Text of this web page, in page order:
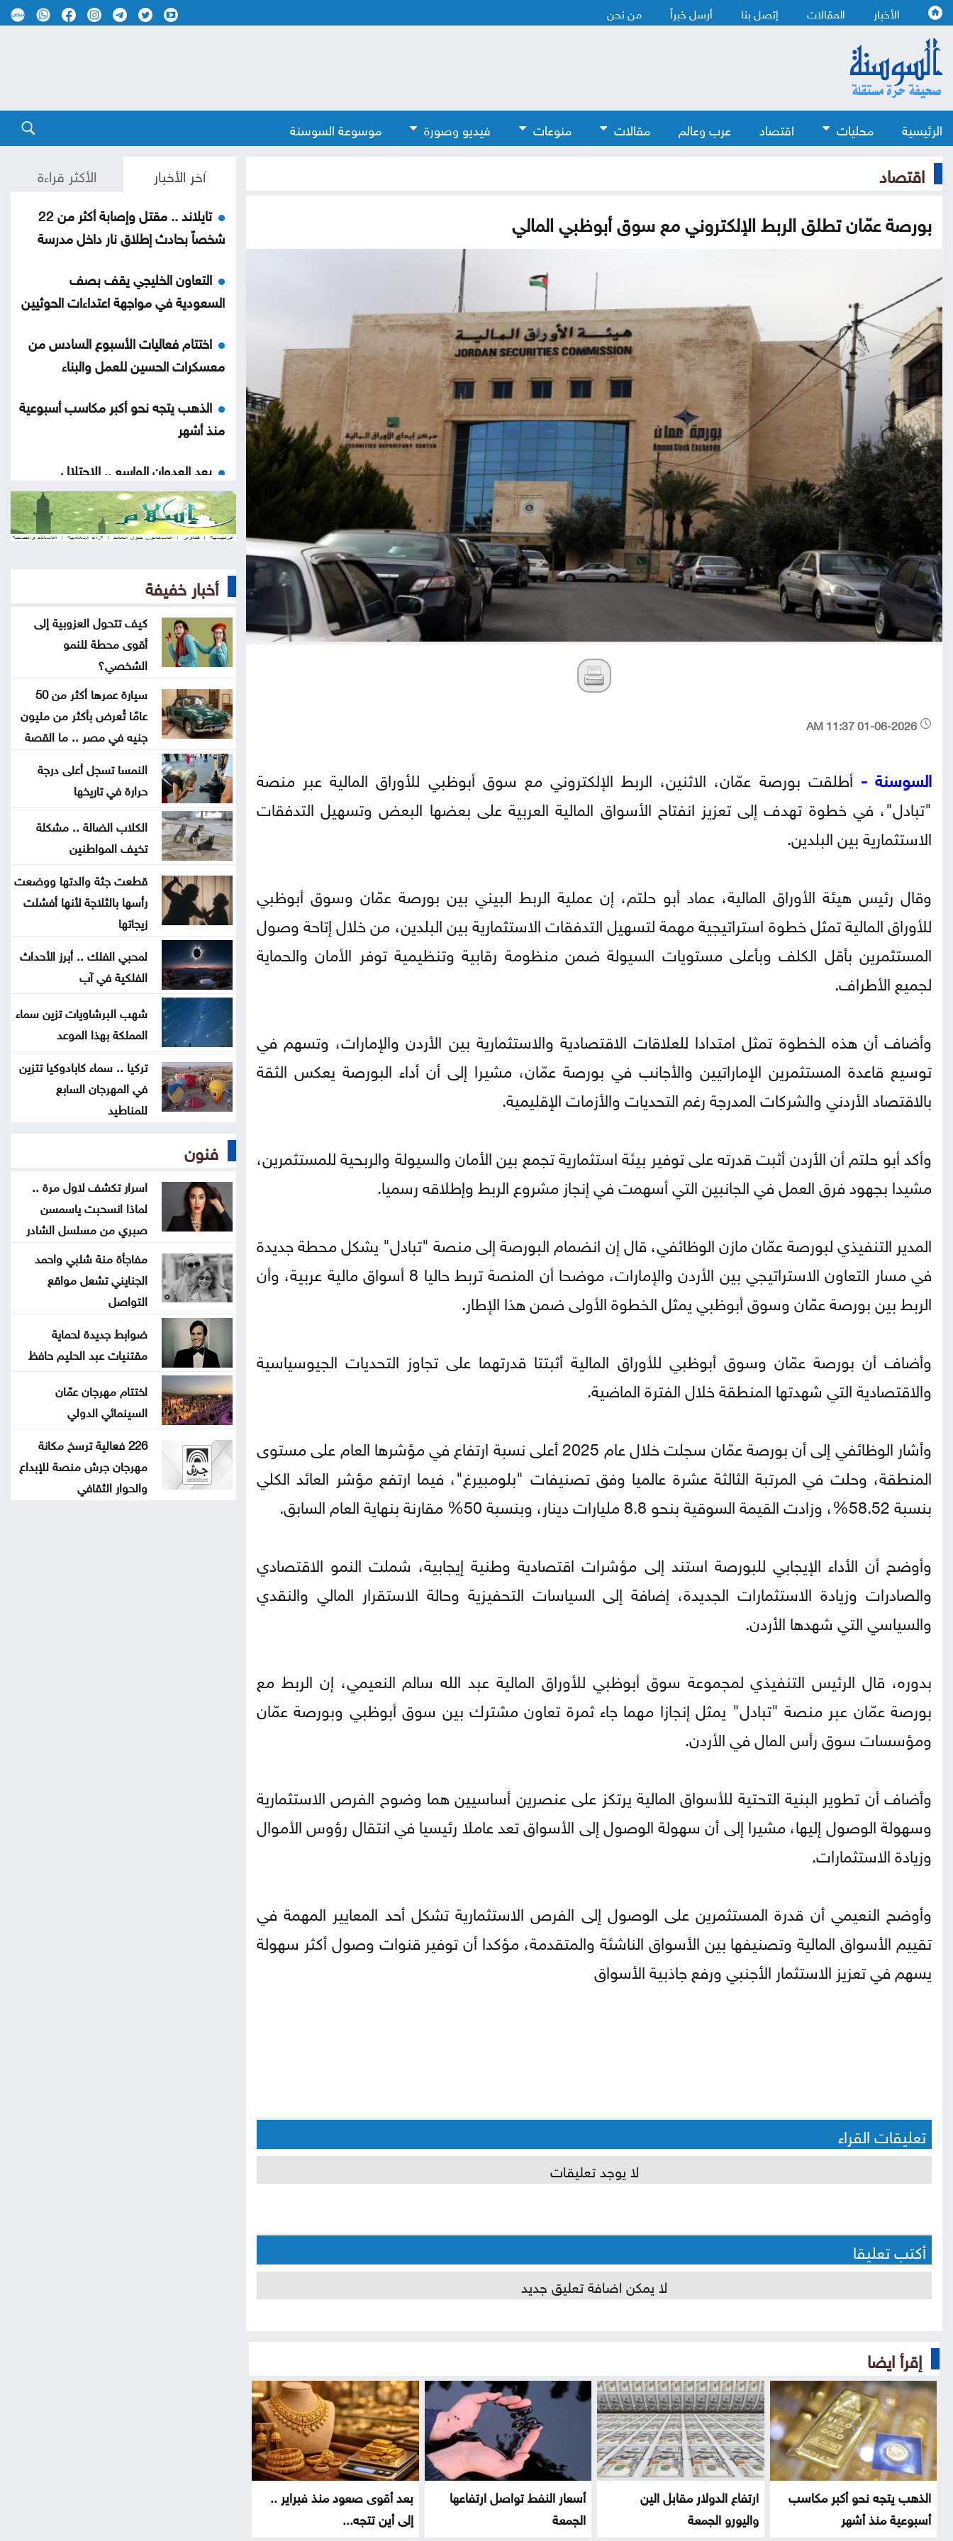
الأخبار المقالات إتصل بنا أرسل خبراً من نحن
الرئيسية محليات اقتصاد عرب وعالم مقالات منوعات فيديو وصورة موسوعة السوسنة
اقتصاد
بورصة عمّان تطلق الربط الإلكتروني مع سوق أبوظبي المالي
السوسنة - أطلقت بورصة عمّان، الاثنين، الربط الإلكتروني مع سوق أبوظبي للأوراق المالية عبر منصة
"تبادل"، في خطوة تهدف إلى تعزيز انفتاح الأسواق المالية العربية على بعضها البعض وتسهيل التدفقات
الاستثمارية بين البلدين.
وقال رئيس هيئة الأوراق المالية، عماد أبو حلتم، إن عملية الربط البيني بين بورصة عمّان وسوق أبوظبي
للأوراق المالية تمثل خطوة استراتيجية مهمة لتسهيل التدفقات الاستثمارية بين البلدين، من خلال إتاحة وصول
المستثمرين بأقل الكلف وبأعلى مستويات السيولة ضمن منظومة رقابية وتنظيمية توفر الأمان والحماية
لجميع الأطراف.
وأضاف أن هذه الخطوة تمثل امتدادا للعلاقات الاقتصادية والاستثمارية بين الأردن والإمارات، وتسهم في
توسيع قاعدة المستثمرين الإماراتيين والأجانب في بورصة عمّان، مشيرا إلى أن أداء البورصة يعكس الثقة
بالاقتصاد الأردني والشركات المدرجة رغم التحديات والأزمات الإقليمية.
وأكد أبو حلتم أن الأردن أثبت قدرته على توفير بيئة استثمارية تجمع بين الأمان والسيولة والربحية للمستثمرين،
مشيدا بجهود فرق العمل في الجانبين التي أسهمت في إنجاز مشروع الربط وإطلاقه رسميا.
المدير التنفيذي لبورصة عمّان مازن الوظائفي، قال إن انضمام البورصة إلى منصة "تبادل" يشكل محطة جديدة
في مسار التعاون الاستراتيجي بين الأردن والإمارات، موضحا أن المنصة تربط حاليا 8 أسواق مالية عربية، وأن
الربط بين بورصة عمّان وسوق أبوظبي يمثل الخطوة الأولى ضمن هذا الإطار.
وأضاف أن بورصة عمّان وسوق أبوظبي للأوراق المالية أثبتتا قدرتهما على تجاوز التحديات الجيوسياسية
والاقتصادية التي شهدتها المنطقة خلال الفترة الماضية.
وأشار الوظائفي إلى أن بورصة عمّان سجلت خلال عام 2025 أعلى نسبة ارتفاع في مؤشرها العام على مستوى
المنطقة، وحلت في المرتبة الثالثة عشرة عالميا وفق تصنيفات "بلومبيرغ"، فيما ارتفع مؤشر العائد الكلي
بنسبة 58.52%، وزادت القيمة السوقية بنحو 8.8 مليارات دينار، وبنسبة 50% مقارنة بنهاية العام السابق.
وأوضح أن الأداء الإيجابي للبورصة استند إلى مؤشرات اقتصادية وطنية إيجابية، شملت النمو الاقتصادي
والصادرات وزيادة الاستثمارات الجديدة، إضافة إلى السياسات التحفيزية وحالة الاستقرار المالي والنقدي
والسياسي التي شهدها الأردن.
بدوره، قال الرئيس التنفيذي لمجموعة سوق أبوظبي للأوراق المالية عبد الله سالم النعيمي، إن الربط مع
بورصة عمّان عبر منصة "تبادل" يمثل إنجازا مهما جاء ثمرة تعاون مشترك بين سوق أبوظبي وبورصة عمّان
ومؤسسات سوق رأس المال في الأردن.
وأضاف أن تطوير البنية التحتية للأسواق المالية يرتكز على عنصرين أساسيين هما وضوح الفرص الاستثمارية
وسهولة الوصول إليها، مشيرا إلى أن سهولة الوصول إلى الأسواق تعد عاملا رئيسيا في انتقال رؤوس الأموال
وزيادة الاستثمارات.
وأوضح النعيمي أن قدرة المستثمرين على الوصول إلى الفرص الاستثمارية تشكل أحد المعايير المهمة في
تقييم الأسواق المالية وتصنيفها بين الأسواق الناشئة والمتقدمة، مؤكدا أن توفير قنوات وصول أكثر سهولة
يسهم في تعزيز الاستثمار الأجنبي ورفع جاذبية الأسواق
تعليقات القراء
لا يوجد تعليقات
أكتب تعليقا
لا يمكن اضافة تعليق جديد
إقرأ ايضا
الذهب يتجه نحو أكبر مكاسب
أسبوعية منذ أشهر
ارتفاع الدولار مقابل الين
واليورو الجمعة
أسعار النفط تواصل ارتفاعها
الجمعة
بعد أقوى صعود منذ فبراير ..
إلى أين تتجه...
آخر الأخبار الأكثر قراءة
تايلاند .. مقتل وإصابة أكثر من 22
شخصاً بحادث إطلاق نار داخل مدرسة
التعاون الخليجي يقف بصف
السعودية في مواجهة اعتداءات الحوثيين
اختتام فعاليات الأسبوع السادس من
معسكرات الحسين للعمل والبناء
الذهب يتجه نحو أكبر مكاسب أسبوعية
منذ أشهر
بعد العدوان الواسع .. الاحتلال
ينسحب من مخيم قلنديا وكفر عقب
المغرب يتعاون لإعادة القُصّر المغاربة
ارتفاع الدولار مقابل الين واليورو
الجمعة
أسعار النفط تواصل ارتفاعها الجمعة
طقس صيفي عادي اليوم وارتفاع
الأحد والاثنين
بعد أقوى صعود منذ فبراير .. إلى أين
تتجه أسعار الذهب؟
تهنئة لــ الدكتور القاضي بسام
التلاهين
بعد موسم التخريج .. هل أصبحت
الشهادة الجامعية كافية؟
العنف ضد المرأة .. حق ام جريمة
اختيار
عن تهديدات المناخ في المغرب العربي
أخيراً العالم يكتشف سبتة
أخبار خفيفة
كيف تتحول العزوبية إلى
أقوى محطة للنمو
الشخصي؟
سيارة عمرها أكثر من 50
عامًا تُعرض بأكثر من مليون
جنيه في مصر .. ما القصة
النمسا تسجل أعلى درجة
حرارة في تاريخها
الكلاب الضالة .. مشكلة
تخيف المواطنين
قطعت جثة والدتها ووضعت
رأسها بالثلاجة لأنها أفشلت
زيجاتها
لمحبي الفلك .. أبرز الأحداث
الفلكية في آب
شهب البرشاويات تزين سماء
المملكة بهذا الموعد
تركيا .. سماء كابادوكيا تتزين
في المهرجان السابع
للمناطيد
فنون
اسرار تكشف لاول مرة ..
لماذا انسحبت ياسمسن
صبري من مسلسل الشادر
مفاجأة منة شلبي واحمد
الجنايني تشعل مواقع
التواصل
ضوابط جديدة لحماية
مقتنيات عبد الحليم حافظ
اختتام مهرجان عمّان
السينمائي الدولي
226 فعالية ترسخ مكانة
مهرجان جرش منصة للإبداع
والحوار الثقافي